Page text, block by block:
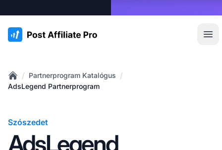
:site.title
Home
/ Partnerprogram Katalógus /
AdsLegend Partnerprogram
Szószedet
AdsLegend